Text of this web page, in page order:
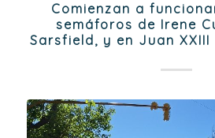
Comienzan a
semáforos de Irene
Sarsfield, y en Juan